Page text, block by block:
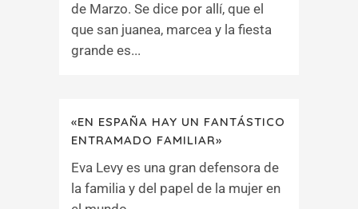
de Marzo. Se dice por allí, que el
que san juanea, marcea y la fiesta
grande es...
«EN ESPAÑA HAY UN FANTÁSTICO
ENTRAMADO FAMILIAR»
Eva Levy es una gran defensora de
la familia y del papel de la mujer en